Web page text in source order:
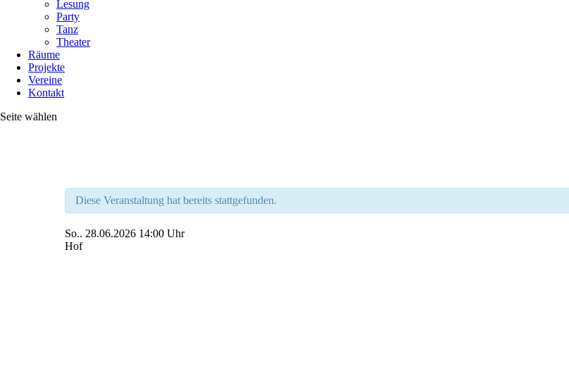
Lesung
Party
Tanz
Theater
Räume
Projekte
Vereine
Kontakt
Seite wählen
Diese Veranstaltung hat bereits stattgefunden.
So.. 28.06.2026 14:00 Uhr
Hof